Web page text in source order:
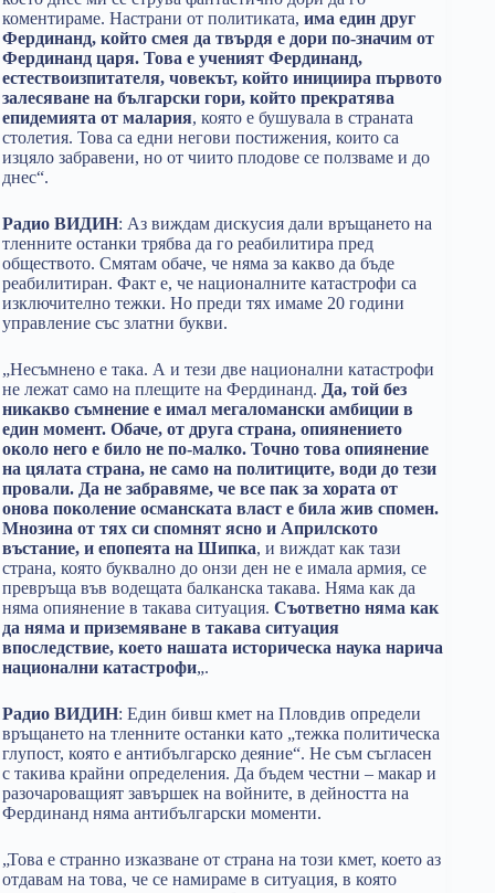
коментираме. Настрани от политиката, има един друг
Фердинанд, който смея да твърдя е дори по-значим от
Фердинанд царя. Това е ученият Фердинанд,
естествоизпитателя, човекът, който инициира първото
залесяване на български гори, който прекратява
епидемията от малария, която е бушувала в страната
столетия. Това са едни негови постижения, които са
изцяло забравени, но от чиито плодове се ползваме и до
днес“.
Радио ВИДИН: Аз виждам дискусия дали връщането на
тленните останки трябва да го реабилитира пред
обществото. Смятам обаче, че няма за какво да бъде
реабилитиран. Факт е, че националните катастрофи са
изключително тежки. Но преди тях имаме 20 години
управление със златни букви.
„Несъмнено е така. А и тези две национални катастрофи
не лежат само на плещите на Фердинанд. Да, той без
никакво съмнение е имал мегаломански амбиции в
един момент. Обаче, от друга страна, опиянението
около него е било не по-малко. Точно това опиянение
на цялата страна, не само на политиците, води до тези
провали. Да не забравяме, че все пак за хората от
онова поколение османската власт е била жив спомен.
Мнозина от тях си спомнят ясно и Априлското
въстание, и епопеята на Шипка, и виждат как тази
страна, която буквално до онзи ден не е имала армия, се
превръща във водещата балканска такава. Няма как да
няма опиянение в такава ситуация. Съответно няма как
да няма и приземяване в такава ситуация
впоследствие, което нашата историческа наука нарича
национални катастрофи„.
Радио ВИДИН: Един бивш кмет на Пловдив определи
връщането на тленните останки като „тежка политическа
глупост, която е антибългарско деяние“. Не съм съгласен
с такива крайни определения. Да бъдем честни – макар и
разочароващият завършек на войните, в дейността на
Фердинанд няма антибългарски моменти.
„Това е странно изказване от страна на този кмет, което аз
отдавам на това, че се намираме в ситуация, в която